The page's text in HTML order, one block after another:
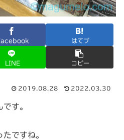
はてブ
LINE コピー
2019.08.28 2022.03.30
す。
ですね。